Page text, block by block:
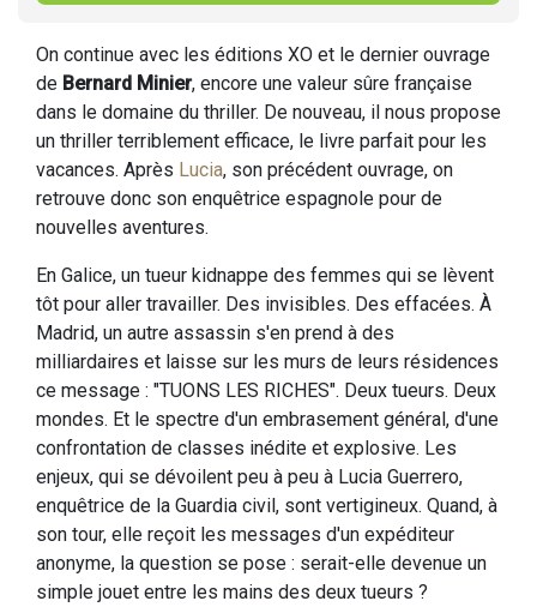
On continue avec les éditions XO et le dernier ouvrage
de Bernard Minier, encore une valeur sûre française
dans le domaine du thriller. De nouveau, il nous propose
un thriller terriblement efficace, le livre parfait pour les
vacances. Après Lucia, son précédent ouvrage, on
retrouve donc son enquêtrice espagnole pour de
nouvelles aventures.
En Galice, un tueur kidnappe des femmes qui se lèvent
tôt pour aller travailler. Des invisibles. Des effacées. À
Madrid, un autre assassin s'en prend à des
milliardaires et laisse sur les murs de leurs résidences
ce message : "TUONS LES RICHES". Deux tueurs. Deux
mondes. Et le spectre d'un embrasement général, d'une
confrontation de classes inédite et explosive. Les
enjeux, qui se dévoilent peu à peu à Lucia Guerrero,
enquêtrice de la Guardia civil, sont vertigineux. Quand, à
son tour, elle reçoit les messages d'un expéditeur
anonyme, la question se pose : serait-elle devenue un
simple jouet entre les mains des deux tueurs ?